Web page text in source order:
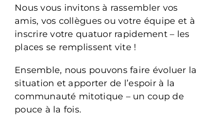
Nous vous invitons à rassembler vos
amis, vos collègues ou votre équipe et à
inscrire votre quatuor rapidement – les
places se remplissent vite !
Ensemble, nous pouvons faire évoluer la
situation et apporter de l’espoir à la
communauté mitotique – un coup de
pouce à la fois.